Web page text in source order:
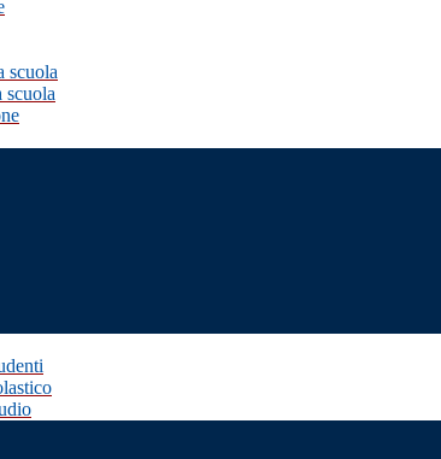
scuola
scuola